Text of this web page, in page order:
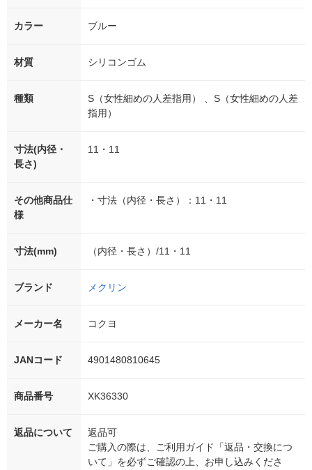
カラー ブルー
材質 シリコンゴム
種類
S（女性細めの人差指用） 、S（女性細めの人差
指用）
寸法(内径・
長さ)
11・11
その他商品仕
様
・寸法（内径・長さ）：11・11
寸法(mm) （内径・長さ）/11・11
ブランド メクリン
メーカー名 コクヨ
JANコード 4901480810645
商品番号 XK36330
返品について
返品可
ご購入の際は、ご利用ガイド「返品・交換につ
いて」を必ずご確認の上、お申し込みくださ